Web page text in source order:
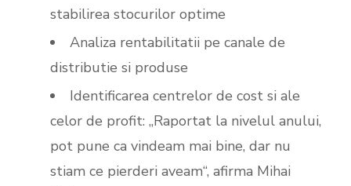
stabilirea stocurilor optime
Analiza rentabilitatii pe canale de
distributie si produse
Identificarea centrelor de cost si ale
celor de profit: „Raportat la nivelul anului,
pot pune ca vindeam mai bine, dar nu
stiam ce pierderi aveam“, afirma Mihai